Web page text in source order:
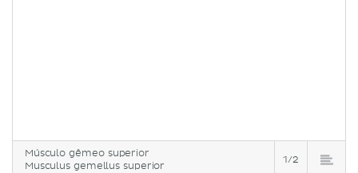
Músculo gêmeo superior
Musculus gemellus superior
1/2